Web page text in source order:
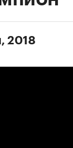
2018